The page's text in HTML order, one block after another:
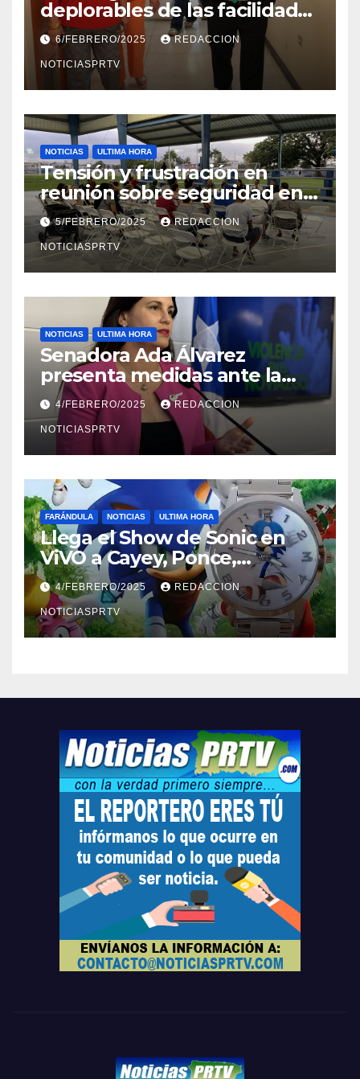
deplorables de las facilidades
el Departamento de la Salud
en Mayagüez
6/FEBRERO/2025 REDACCION
NOTICIASPRTV
NOTICIAS ULTIMA HORA
Tensión y frustración en
reunión sobre seguridad en
Reparto Metropolitano
5/FEBRERO/2025 REDACCION
NOTICIASPRTV
NOTICIAS ULTIMA HORA
Senadora Ada Álvarez
presenta medidas ante la
violencia en el noviazgo
4/FEBRERO/2025 REDACCION
NOTICIASPRTV
FARÁNDULA NOTICIAS ULTIMA HORA
Llega el Show de Sonic en
ViVO a Cayey, Ponce,
Barceloneta y Humacao,
Relojes gratis para el que
compre ahora….
4/FEBRERO/2025 REDACCION
NOTICIASPRTV